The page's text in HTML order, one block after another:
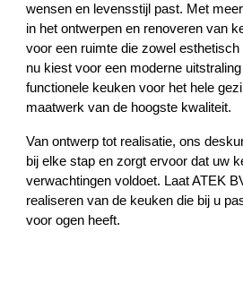
wensen en levensstijl past. Met
in het ontwerpen en renoveren van
voor een ruimte die zowel
nu kiest voor een moderne
functionele keuken voor het hele
maatwerk van de hoogste kwaliteit.
Van ontwerp tot realisatie, ons
bij elke stap en zorgt ervoor dat uw
verwachtingen voldoet. Laat ATEK
realiseren van de keuken die bij u
voor ogen heeft.